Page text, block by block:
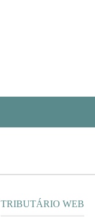
TRIBUTÁRIO WEB